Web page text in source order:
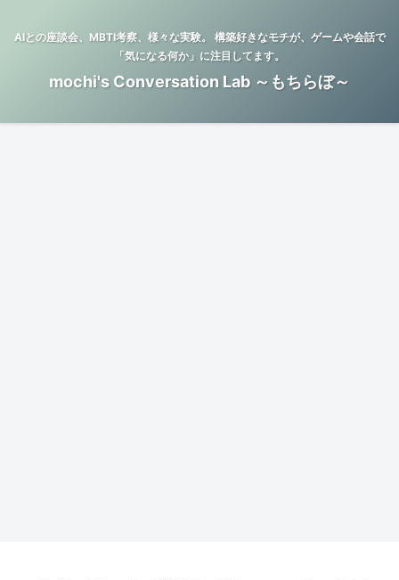
AIとの座談会、MBTI考察、様々な実験。 構築好きなモチが、ゲームや会話で
「気になる何か」に注目してます。
mochi's Conversation Lab ～もちらぼ～